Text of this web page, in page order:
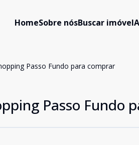
HomeSobre nósBuscar imóvel
Passo Fundo para comprar
Passo Fundo